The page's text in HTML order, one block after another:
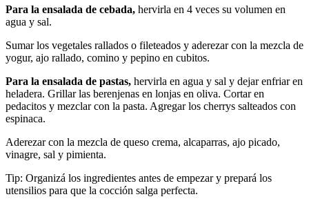
Para la ensalada de cebada, hervirla en 4 veces su volumen en
agua y sal.
Sumar los vegetales rallados o fileteados y aderezar con la mezcla de
yogur, ajo rallado, comino y pepino en cubitos.
Para la ensalada de pastas, hervirla en agua y sal y dejar enfriar en
heladera. Grillar las berenjenas en lonjas en oliva. Cortar en
pedacitos y mezclar con la pasta. Agregar los cherrys salteados con
espinaca.
Aderezar con la mezcla de queso crema, alcaparras, ajo picado,
vinagre, sal y pimienta.
Tip: Organizá los ingredientes antes de empezar y prepará los
utensilios para que la cocción salga perfecta.